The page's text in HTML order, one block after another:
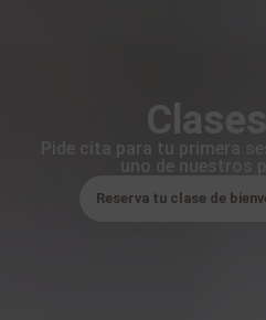
Clases
Pide cita para tu primera
uno de nuestros
Reserva tu clase de